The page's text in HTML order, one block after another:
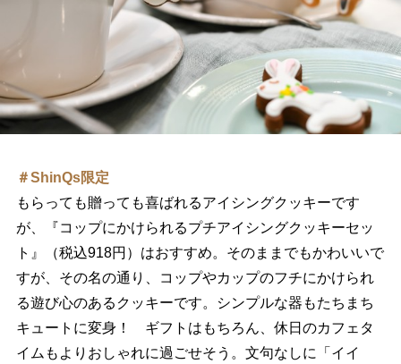
＃ShinQs限定
もらっても贈っても喜ばれるアイシングクッキーです
が、『コップにかけられるプチアイシングクッキーセッ
ト』（税込918円）はおすすめ。そのままでもかわいいで
すが、その名の通り、コップやカップのフチにかけられ
る遊び心のあるクッキーです。シンプルな器もたちまち
キュートに変身！ ギフトはもちろん、休日のカフェタ
イムもよりおしゃれに過ごせそう。文句なしに「イイ